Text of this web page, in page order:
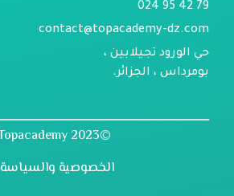
79 42 95 024
contact@topacademy-dz.com
حي الورود تجيلابين ،
بومرداس ، الجزائر.
©2023 Topacademy
الخصوصية والسياسة